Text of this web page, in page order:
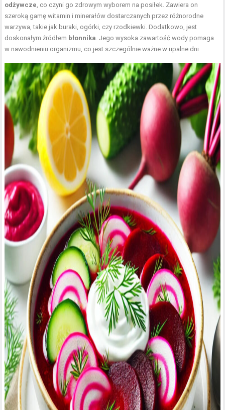
odżywcze , co czyni go zdrowym wyborem na posiłek. Zawiera on
szeroką gamę witamin i minerałów dostarczanych przez różnorodne
warzywa, takie jak buraki, ogórki, czy rzodkiewki. Dodatkowo, jest
doskonałym źródłem błonnika . Jego wysoka zawartość wody pomaga
w nawodnieniu organizmu, co jest szczególnie ważne w upalne dni.